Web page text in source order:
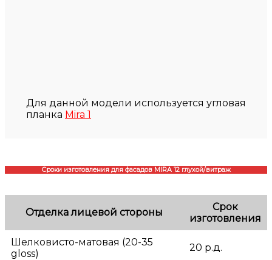
Для данной модели используется угловая
планка Mira 1
Сроки изготовления для фасадов MIRA 12 глухой/витраж
Отделка лицевой стороны
Срок
изготовления
Шелковисто-матовая (20-35
gloss)
20 р.д.